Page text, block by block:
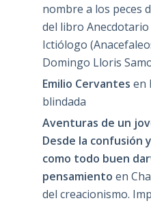
nombre a los peces
del libro Anecdotario
Ictiólogo
Domingo Lloris
Emilio Cervantes en
blindada
Aventuras de un
Desde la confusión
como todo buen
pensamiento en
del creacionismo.